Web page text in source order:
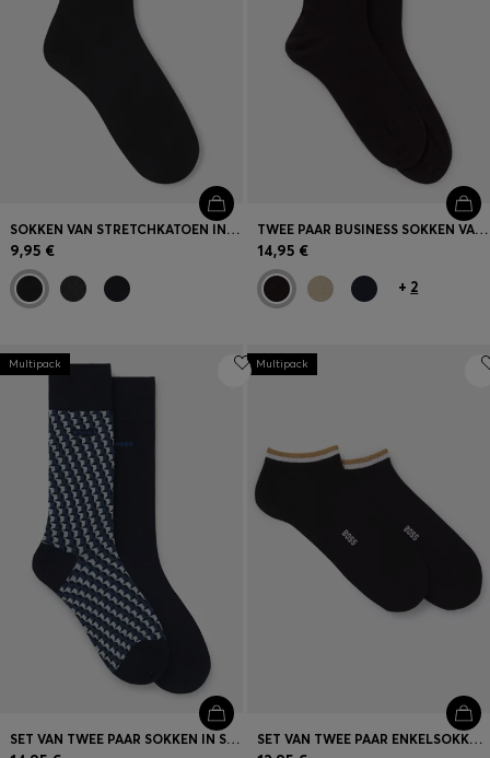
SOKKEN VAN STRETCHKATOEN IN STANDAARDLENGTE
9,95 €
TWEE PAAR BUSINESS SOKKEN VAN ZACHT, COMPACT KATOEN
14,95 €
+ 2
Multipack
SET VAN TWEE PAAR SOKKEN IN STANDAARDLENGTE
Multipack
SET VAN TWEE PAAR ENKELSOKKEN MET BOORDEN MET DE SIGNATURE-STRIPE